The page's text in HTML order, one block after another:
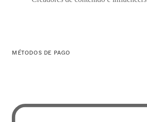
MÉTODOS DE PAGO